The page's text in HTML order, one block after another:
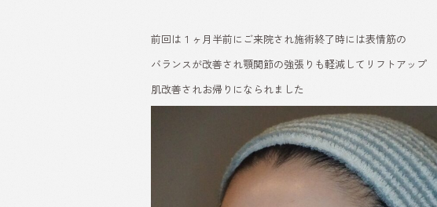
前回は１ヶ月半前にご来院され施術終了時には表情筋の
バランスが改善され顎関節の強張りも軽減してリフトアップ
肌改善されお帰りになられました